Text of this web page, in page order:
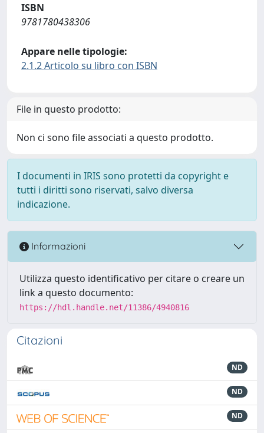
ISBN
9781780438306
Appare nelle tipologie:
2.1.2 Articolo su libro con ISBN
File in questo prodotto:
Non ci sono file associati a questo prodotto.
I documenti in IRIS sono protetti da copyright e
tutti i diritti sono riservati, salvo diversa
indicazione.
Informazioni
Utilizza questo identificativo per citare o creare un
link a questo documento:
https://hdl.handle.net/11386/4940816
Citazioni
ND
ND
ND